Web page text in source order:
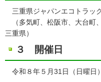
三重県ジャパンエコトラッ
（多気町、松阪市、大台町
三重県）
３ 開催日
令和８年５月31日（日曜日）